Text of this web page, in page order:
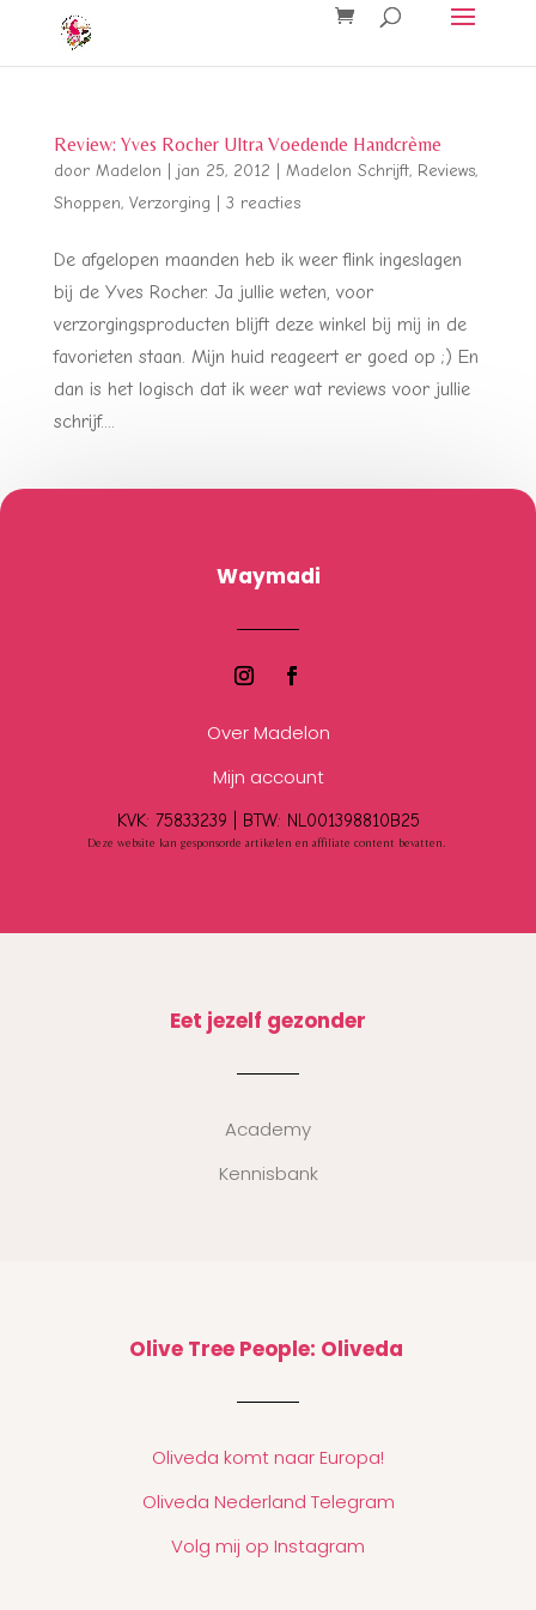
Review: Yves Rocher Ultra Voedende Handcrème
door Madelon jan 25, 2012 Madelon Schrijft, Reviews,
Shoppen, Verzorging 3 reacties
De afgelopen maanden heb ik weer flink ingeslagen
bij de Yves Rocher. Ja jullie weten, voor
verzorgingsproducten blijft deze winkel bij mij in de
favorieten staan. Mijn huid reageert er goed op ;) En
dan is het logisch dat ik weer wat reviews voor jullie
schrijf....
Waymadi
Over Madelon
Mijn account
KVK: 75833239 | BTW: NL001398810B25
Deze website kan gesponsorde artikelen en affiliate content bevatten.
Eet jezelf gezonder
Academy
Kennisbank
Olive Tree People: Oliveda
Oliveda komt naar Europa!
Oliveda Nederland Telegram
Volg mij op Instagram